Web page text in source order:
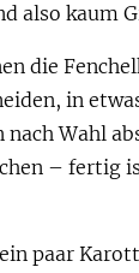
also kaum
die
in
Wahl
– fertig
paar